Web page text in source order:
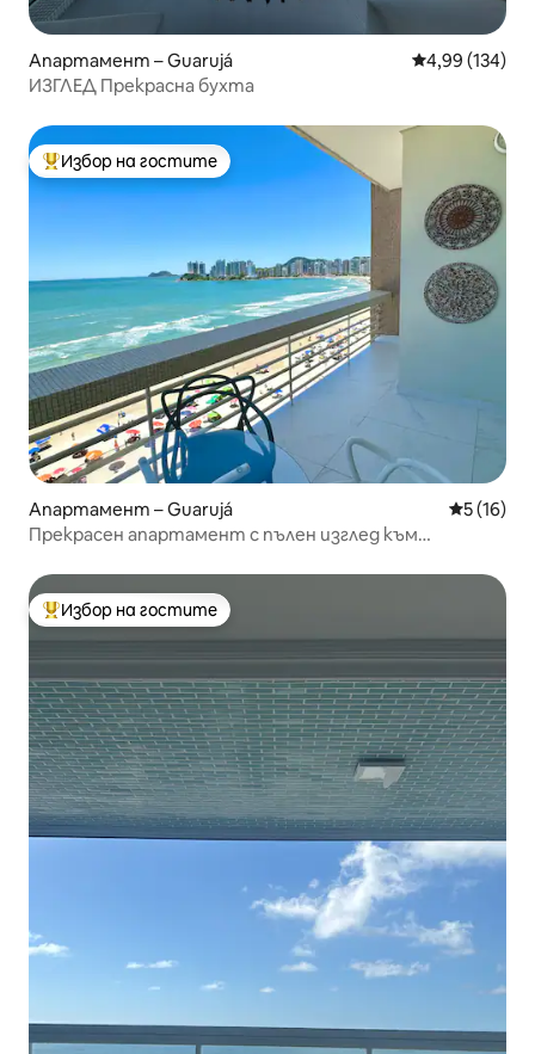
Апартамент – Guarujá Средна
4,99 (134)
ИЗГЛЕД Прекрасна бухта
Най-популярен избор на гостите
Избор на гостите
Апартамент – Guarujá Средна
5 (16)
Прекрасен апартамент с пълен изглед към
Най-популярен избор на гостите
Избор на гостите